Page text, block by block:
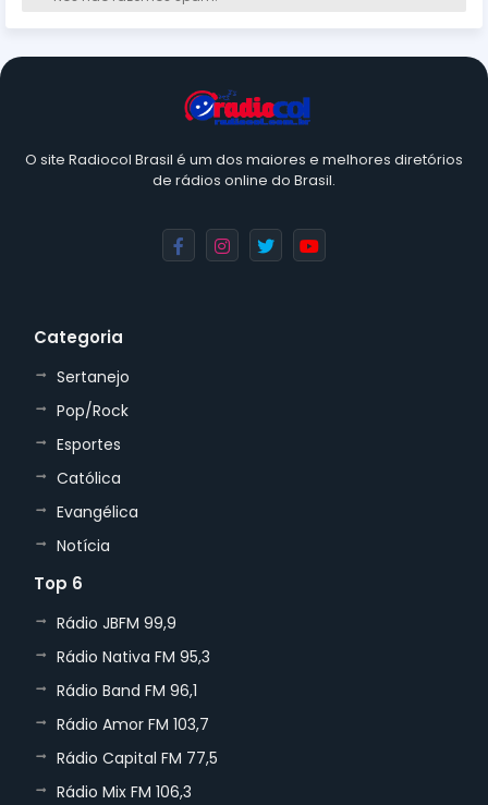
O site Radiocol Brasil é um dos maiores e melhores diretórios
de rádios online do Brasil.
Categoria
Sertanejo
Pop/Rock
Esportes
Católica
Evangélica
Notícia
Top 6
Rádio JBFM 99,9
Rádio Nativa FM 95,3
Rádio Band FM 96,1
Rádio Amor FM 103,7
Rádio Capital FM 77,5
Rádio Mix FM 106,3